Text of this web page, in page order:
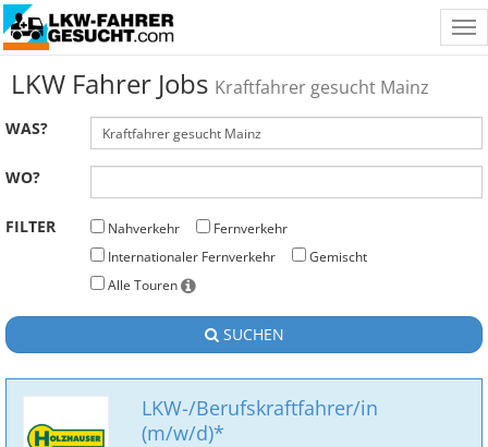
LKW Fahrer Jobs Kraftfahrer gesucht Mainz
WAS?
WO?
FILTER Nahverkehr
Fernverkehr
Internationaler Fernverkehr
Gemischt
Alle Touren
SUCHEN
LKW-/Berufskraftfahrer/in
(m/w/d)*